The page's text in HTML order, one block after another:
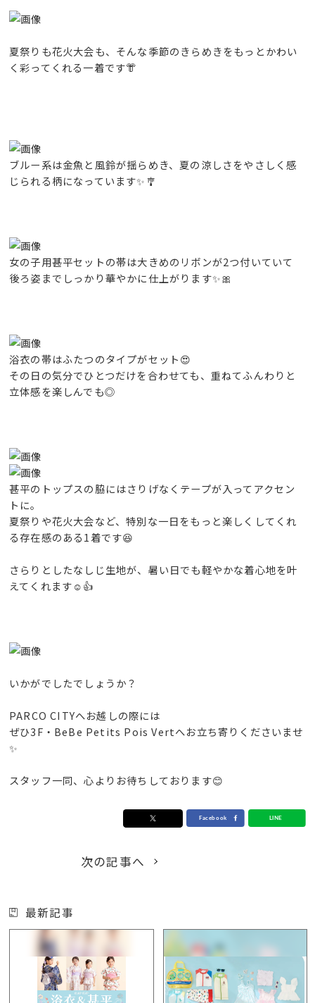
夏祭りも花火大会も、そんな季節のきらめきをもっとかわい
く彩ってくれる一着です👘
ブルー系は金魚と風鈴が揺らめき、夏の涼しさをやさしく感
じられる柄になっています✨🎐
女の子用甚平セットの帯は大きめのリボンが2つ付いていて
後ろ姿までしっかり華やかに仕上がります✨🎀
浴衣の帯はふたつのタイプがセット😍
その日の気分でひとつだけを合わせても、重ねてふんわりと
立体感を楽しんでも◎
甚平のトップスの脇にはさりげなくテープが入ってアクセン
トに。
夏祭りや花火大会など、特別な一日をもっと楽しくしてくれ
る存在感のある1着です😆
さらりとしたなしじ生地が、暑い日でも軽やかな着心地を叶
えてくれます☺️👍
いかがでしたでしょうか？
PARCO CITYへお越しの際には
ぜひ3F・BeBe Petits Pois Vertへお立ち寄りくださいませ
✨
スタッフ一同、心よりお待ちしております😊
次の記事へ
最新記事